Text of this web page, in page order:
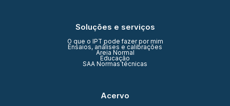
Soluções e serviços
O que o IPT pode fazer por mim
Ensaios, análises e calibrações
Areia Normal
Educação
SAA Normas técnicas
Acervo